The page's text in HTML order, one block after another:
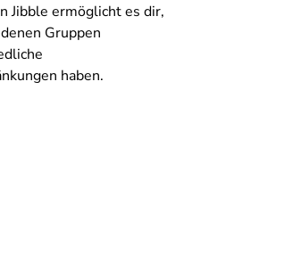
Jibble ermöglicht es dir,
Gruppen
haben.